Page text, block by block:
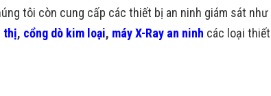
tôi còn cung cấp các thiết bị an ninh giám sát như
thị, cổng dò kim loại, máy X-Ray an ninh các loại